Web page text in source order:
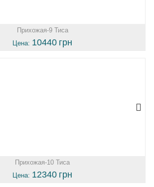
Прихожая-9 Тиса
Цена: 10440 грн
Прихожая-10 Тиса
Цена: 12340 грн